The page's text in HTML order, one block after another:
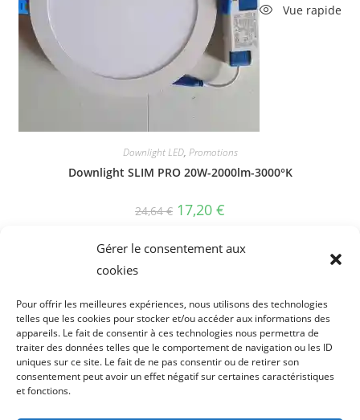
Gérer le consentement aux
cookies
Pour offrir les meilleures expériences, nous utilisons des technologies
telles que les cookies pour stocker et/ou accéder aux informations des
appareils. Le fait de consentir à ces technologies nous permettra de
traiter des données telles que le comportement de navigation ou les ID
uniques sur ce site. Le fait de ne pas consentir ou de retirer son
consentement peut avoir un effet négatif sur certaines caractéristiques
et fonctions.
Vue rapide
Downlight LED, Promotions
Downlight SLIM PRO 20W-2000lm-3000°K
24,64€ Le
prix
24,64 €.
17,20 €
17,20 €.